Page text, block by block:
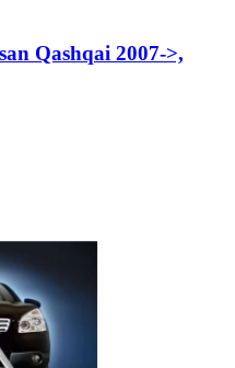
Qashqai 2007->,